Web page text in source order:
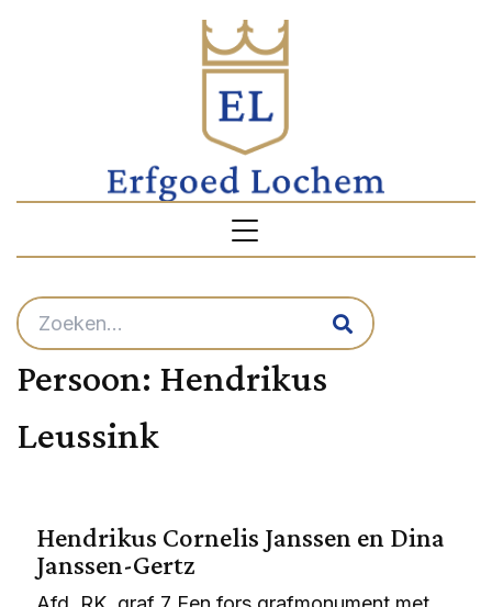
Persoon: Hendrikus
Leussink
Hendrikus Cornelis Janssen en Dina
Janssen-Gertz